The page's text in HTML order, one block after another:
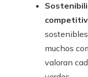
muchos
valoran